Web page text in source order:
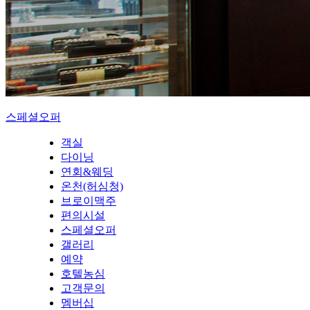
스페셜오퍼
객실
다이닝
연회&웨딩
온천(허심청)
브로이맥주
편의시설
스페셜오퍼
갤러리
예약
호텔농심
고객문의
멤버십